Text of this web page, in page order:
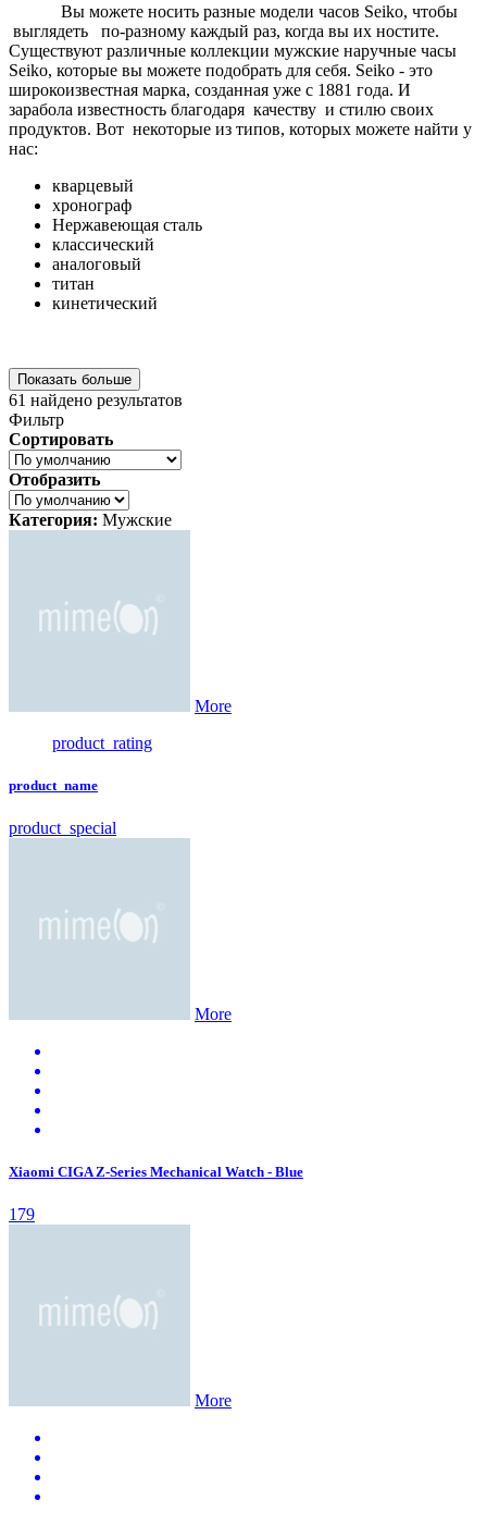
Вы можете носить разные модели часов Seiko, чтобы
выглядеть по-разному каждый раз, когда вы их ностите.
Существуют различные коллекции мужские наручные часы
Seiko, которые вы можете подобрать для себя. Seiko - это
широкоизвестная марка, созданная уже с 1881 года. И
зарабола известность благодаря качеству и стилю своих
продуктов. Вот некоторые из типов, которых можете найти у
нас:
кварцевый
хронограф
Нержавеющая сталь
классический
аналоговый
титан
кинетический
Показать больше
61 найдено результатов
Фильтр
Сортировать
Отобразить
Категория: Мужские
More
product_rating
product_name
product_special
More
Xiaomi CIGA Z-Series Mechanical Watch - Blue
179
More